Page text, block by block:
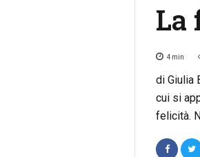
La
4 min
di Giulia
cui si
felicità.